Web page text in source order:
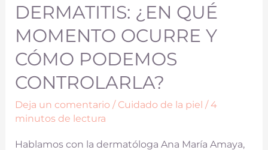
DERMATITIS: ¿EN QUÉ
MOMENTO OCURRE Y
CÓMO PODEMOS
CONTROLARLA?
Deja un comentario / Cuidado de la piel /4
minutos de lectura
Hablamos con la dermatóloga Ana María Amaya,